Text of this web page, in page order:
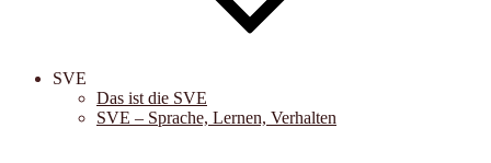
SVE
Das ist die SVE
SVE – Sprache, Lernen, Verhalten